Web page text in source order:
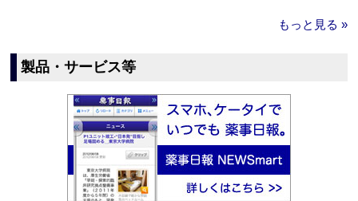
もっと見る »
製品・サービス等